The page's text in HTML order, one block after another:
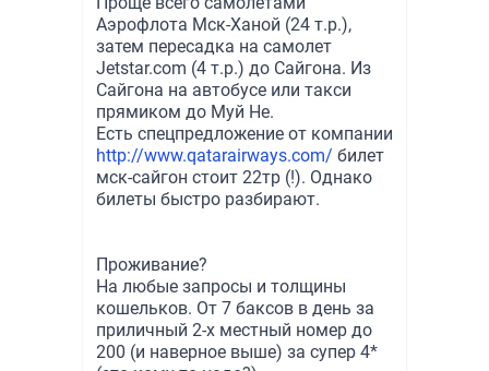
Аэрофлота Мск-Ханой (24 т.р.),
затем пересадка на самолет
Jetstar.com (4 т.р.) до Сайгона. Из
Сайгона на автобусе или такси
прямиком до Муй Не.
Есть спецпредложение от компании
http://www.qatarairways.com/ билет
мск-сайгон стоит 22тр (!). Однако
билеты быстро разбирают.
Проживание?
На любые запросы и толщины
кошельков. От 7 баксов в день за
приличный 2-х местный номер до
200 (и наверное выше) за супер 4*